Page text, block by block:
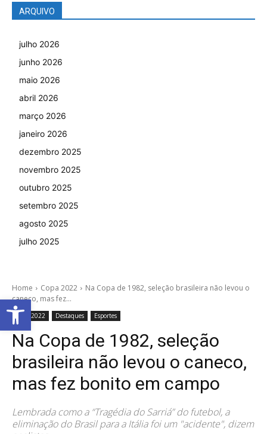
ARQUIVO
julho 2026
junho 2026
maio 2026
abril 2026
março 2026
janeiro 2026
dezembro 2025
novembro 2025
outubro 2025
setembro 2025
agosto 2025
julho 2025